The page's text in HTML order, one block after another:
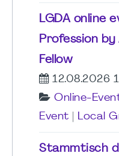
LGDA online
Profession by
Fellow
12.08.2026
Online-
Event
Local
Stammtisch